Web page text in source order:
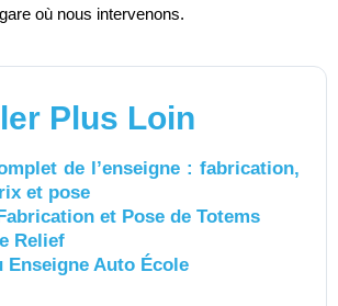
où nous intervenons.
Plus Loin
de l’enseigne : fabrication,
et pose
et Pose de Totems
Relief
Enseigne Auto École